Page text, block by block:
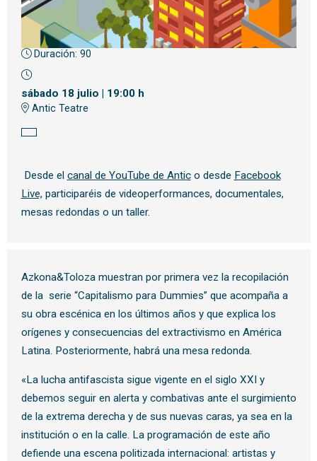
Diapositiva 1 de 1
Duración: 90
sábado 18 julio | 19:00 h
Antic Teatre
Desde el canal de YouTube de Antico desde Facebook
Live, participaréis de videoperformances, documentales,
mesas redondas o un taller.
Azkona&Toloza muestran por primera vez la recopilación
de la serie “Capitalismo para Dummies” que acompaña a
su obra escénica en los últimos años y que explica los
orígenes y consecuencias del extractivismo en América
Latina. Posteriormente, habrá una mesa redonda.
«La lucha antifascista sigue vigente en el siglo XXI y
debemos seguir en alerta y combativas ante el surgimiento
de la extrema derecha y de sus nuevas caras, ya sea en la
institución o en la calle. La programación de este año
defiende una escena politizada internacional: artistas y